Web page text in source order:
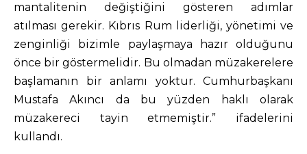
mantalitenin değiştiğini gösteren adımlar
atılması gerekir. Kıbrıs Rum liderliği, yönetimi ve
zenginliği bizimle paylaşmaya hazır olduğunu
önce bir göstermelidir. Bu olmadan müzakerelere
başlamanın bir anlamı yoktur. Cumhurbaşkanı
Mustafa Akıncı da bu yüzden haklı olarak
müzakereci tayin etmemiştir.” ifadelerini
kullandı.